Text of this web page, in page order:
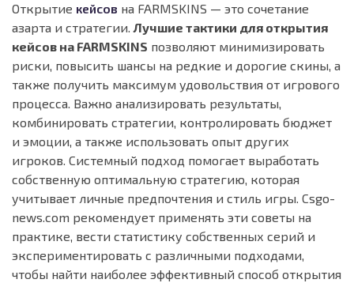
Открытие кейсов на FARMSKINS — это сочетание
азарта и стратегии.Лучшие тактики для открытия
кейсов на FARMSKINS позволяют минимизировать
риски, повысить шансы на редкие и дорогие скины, а
также получить максимум удовольствия от игрового
процесса. Важно анализировать результаты,
комбинировать стратегии, контролировать бюджет
и эмоции, а также использовать опыт других
игроков. Системный подход помогает выработать
собственную оптимальную стратегию, которая
учитывает личные предпочтения и стиль игры. Csgo-
news.com рекомендует применять эти советы на
практике, вести статистику собственных серий и
экспериментировать с различными подходами,
чтобы найти наиболее эффективный способ открытия